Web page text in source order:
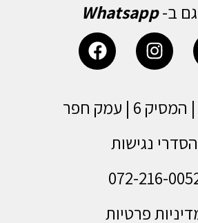
גם ב-Whatsapp
הסדרי נגישות
072-216-
פרטיות